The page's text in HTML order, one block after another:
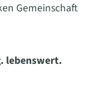
Gemeinschaft
lebenswert.